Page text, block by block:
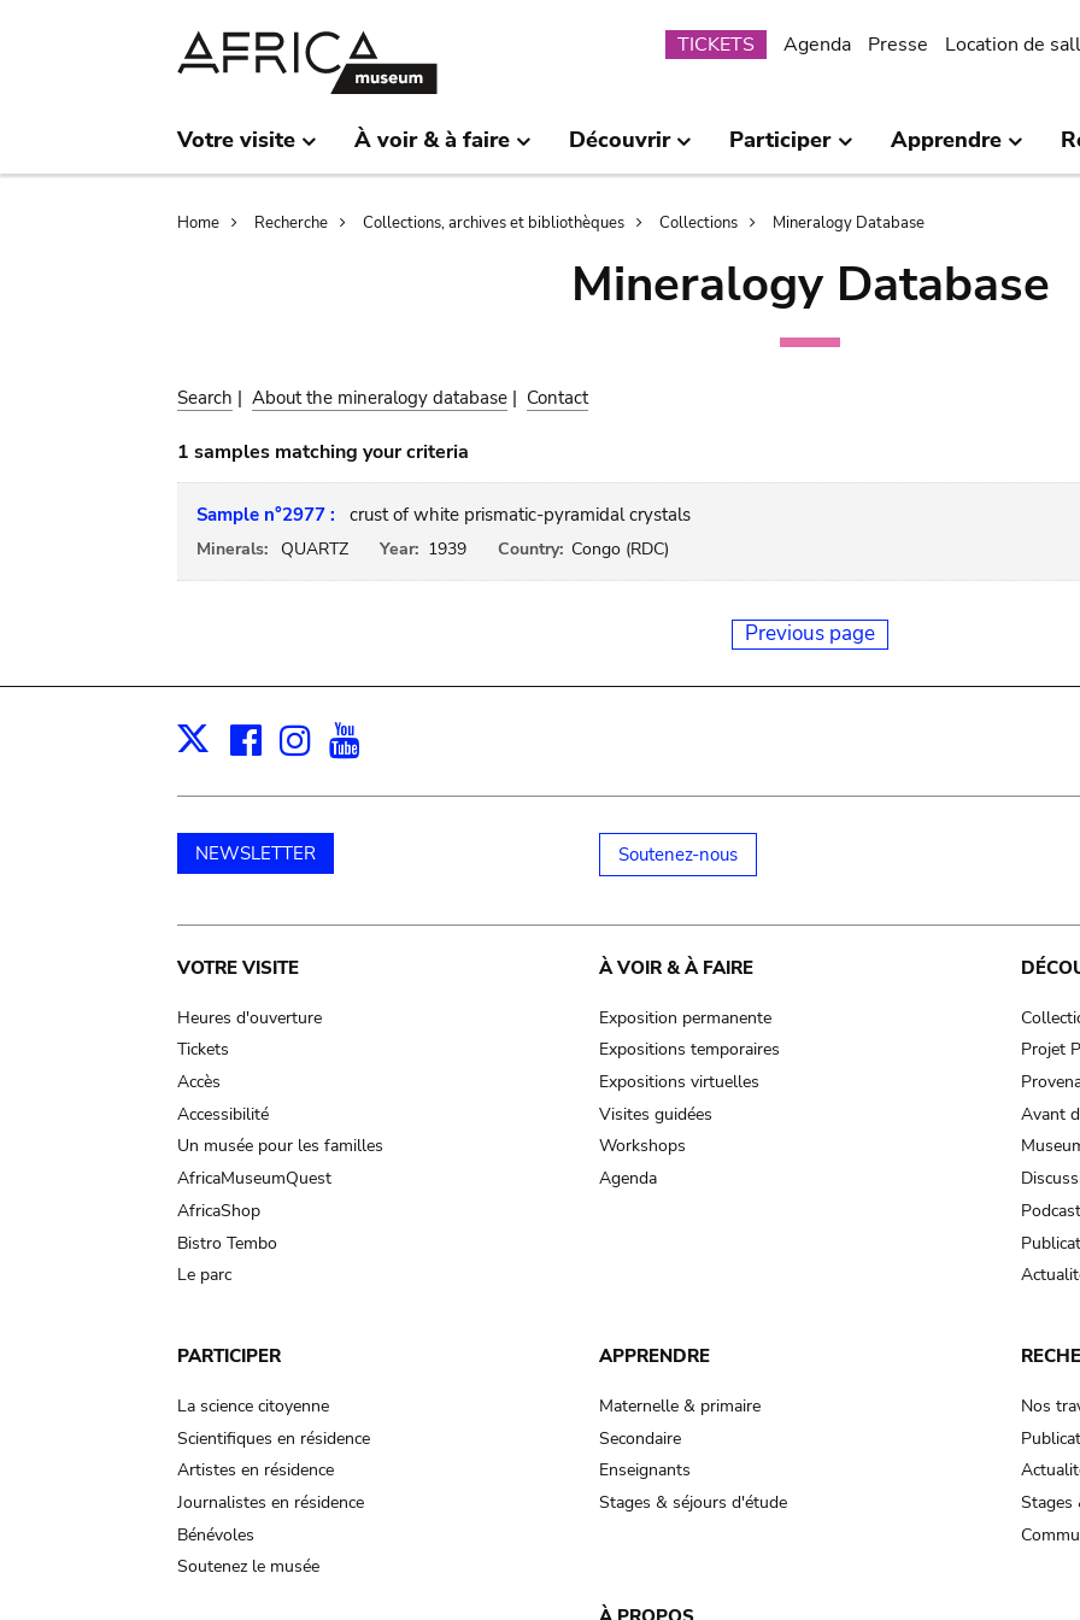
Submenu
TICKETS Agenda Presse Location de
Votre visite À voir & à faire Découvrir Participer Apprendre
Breadcrumb
Home Recherche Collections, archives et bibliothèques Collections Mineralogy Database
Mineralogy Database
Search | About the mineralogy database | Contact
1 samples matching your criteria
Sample n°2977 : crust of white prismatic-pyramidal crystals
Minerals: QUARTZ Year: 1939 Country: Congo (RDC)
Previous page
X Facebook
Instagram
NEWSLETTER Soutenez-nous
Main
navigation
VOTRE VISITE
Heures d'ouverture
Tickets
Accès
Accessibilité
Un musée pour les familles
AfricaMuseumQuest
AfricaShop
Bistro Tembo
Le parc
À VOIR & À FAIRE
Exposition permanente
Expositions temporaires
Expositions virtuelles
Visites guidées
Workshops
Agenda
Projet
Avant
PARTICIPER
La science citoyenne
Scientifiques en résidence
Artistes en résidence
Journalistes en résidence
Bénévoles
Soutenez le musée
APPRENDRE
Maternelle & primaire
Secondaire
Enseignants
Stages & séjours d'étude
Nos
Stages